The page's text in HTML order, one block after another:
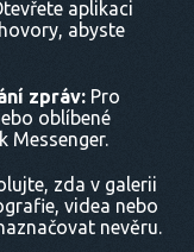
aplikaci
abyste
zpráv: Pro
oblíbené
Messenger.
zda v galerii
videa nebo
nevěru.